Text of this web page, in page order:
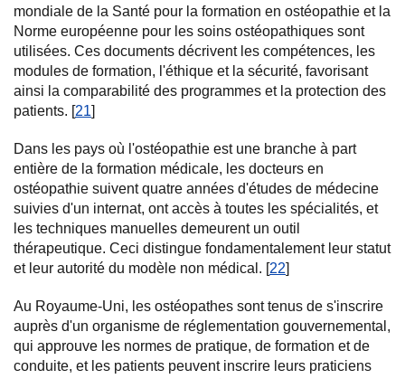
mondiale de la Santé pour la formation en ostéopathie et la
Norme européenne pour les soins ostéopathiques sont
utilisées. Ces documents décrivent les compétences, les
modules de formation, l'éthique et la sécurité, favorisant
ainsi la comparabilité des programmes et la protection des
patients. [21]
Dans les pays où l'ostéopathie est une branche à part
entière de la formation médicale, les docteurs en
ostéopathie suivent quatre années d'études de médecine
suivies d'un internat, ont accès à toutes les spécialités, et
les techniques manuelles demeurent un outil
thérapeutique. Ceci distingue fondamentalement leur statut
et leur autorité du modèle non médical. [22]
Au Royaume-Uni, les ostéopathes sont tenus de s'inscrire
auprès d'un organisme de réglementation gouvernemental,
qui approuve les normes de pratique, de formation et de
conduite, et les patients peuvent inscrire leurs praticiens